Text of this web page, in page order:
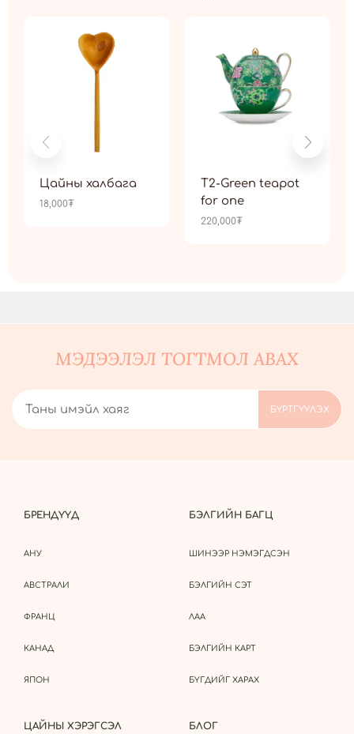
Цайны халбага
18,000₮
T2-Green teapot
for one
220,000₮
МЭДЭЭЛЭЛ ТОГТМОЛ АВАХ
БРЕНДҮҮД
АНУ
АВСТРАЛИ
ФРАНЦ
КАНАД
ЯПОН
БЭЛГИЙН БАГЦ
ШИНЭЭР НЭМЭГДСЭН
БЭЛГИЙН СЭТ
ЛАА
БЭЛГИЙН КАРТ
БҮГДИЙГ ХАРАХ
ЦАЙНЫ ХЭРЭГСЭЛ БЛОГ